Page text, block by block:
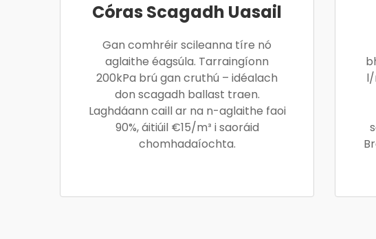
Córas Scagadh Uasail
Gan comhréir scileanna tíre nó
aglaithe éagsúla. Tarraingíonn
200kPa brú gan cruthú – idéalach
don scagadh ballast traen.
Laghdáann caill ar na n-aglaithe faoi
90%, áitiúil €15/m³ i saoráid
chomhadaíochta.
l/